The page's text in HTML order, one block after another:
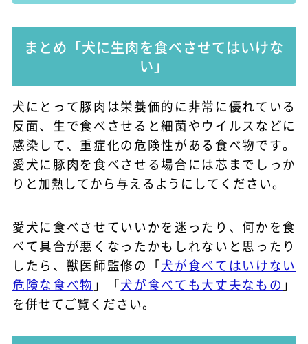
まとめ「犬に生肉を食べさせてはいけな
い」
犬にとって豚肉は栄養価的に非常に優れている
反面、生で食べさせると細菌やウイルスなどに
感染して、重症化の危険性がある食べ物です。
愛犬に豚肉を食べさせる場合には芯までしっか
りと加熱してから与えるようにしてください。
愛犬に食べさせていいかを迷ったり、何かを食
べて具合が悪くなったかもしれないと思ったり
したら、獣医師監修の「犬が食べてはいけない
危険な食べ物 」「犬が食べても大丈夫なもの 」
を併せてご覧ください。